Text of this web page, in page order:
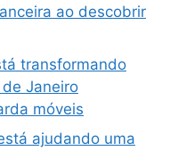
ao descobrir
transformando
Janeiro
móveis
ajudando uma